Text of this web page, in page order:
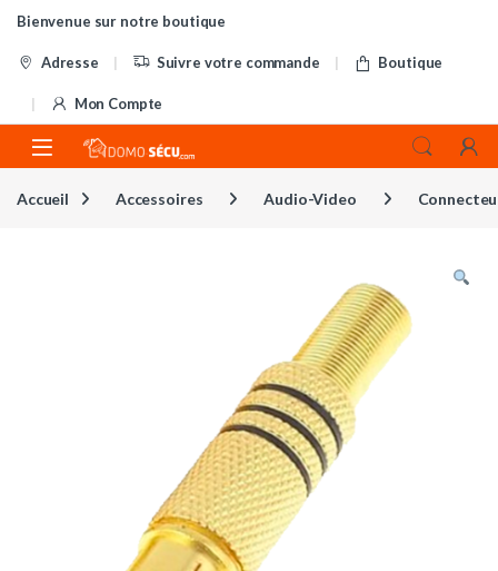
Skip to navigation
Skip to content
Bienvenue sur notre boutique
Adresse Suivre votre commande Boutique
Mon Compte
Accueil Accessoires Audio-Video